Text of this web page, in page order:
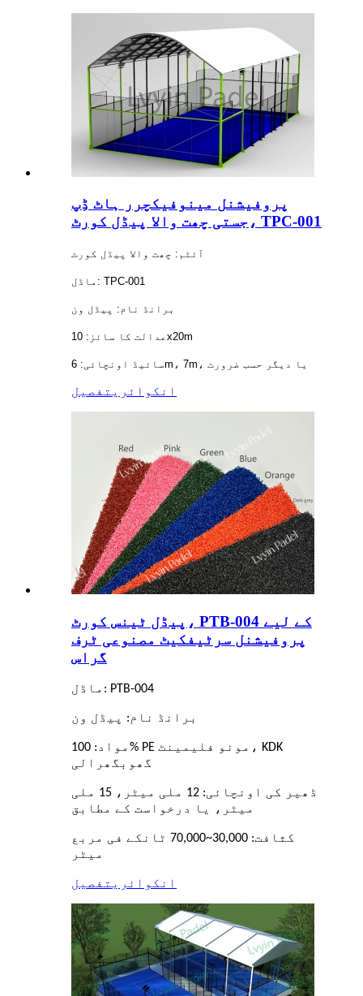
پروفیشنل مینوفیکچرر ہاٹ ڈِپ
جستی چھت والا پیڈل کورٹ، TPC-001
آئٹم: چھت والا پیڈل کورٹ
ماڈل: TPC-001
برانڈ نام: پیڈل ون
عدالت کا سائز: 10x20m
سائیڈ اونچائی: 6m، 7m، یا دیگر حسب ضرورت
انکوائری تفصیل
پیڈل ٹینس کورٹ، PTB-004 کے لیے
پروفیشنل سرٹیفکیٹ مصنوعی ٹرف
گراس
ماڈل: PTB-004
برانڈ نام: پیڈل ون
مواد: 100% PE مونو فلیمینٹ، KDK
گھوبگھرالی
ڈھیر کی اونچائی: 12 ملی میٹر، 15 ملی
میٹر، یا درخواست کے مطابق
کثافت: 30,000~70,000 ٹانکے فی مربع
میٹر
انکوائریتفصیل